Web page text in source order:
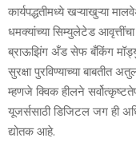
कार्यपद्धतीमध्ये खऱ्याखुऱ्या
धमक्यांच्या सिम्युलेटेड
ब्राऊझिंग अँड सेफ बँकिंग
सुरक्षा पुरविण्याच्या बाबतीत
म्हणजे क्विक हीलने
यूजर्ससाठी डिजिटल जग ही
द्योतक आहे.